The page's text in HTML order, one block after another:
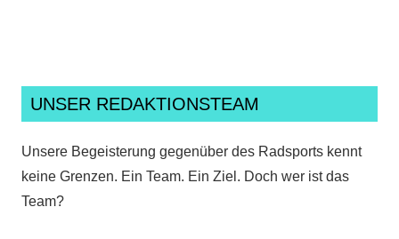
UNSER REDAKTIONSTEAM
Unsere Begeisterung gegenüber des Radsports kennt
keine Grenzen. Ein Team. Ein Ziel. Doch wer ist das
Team?